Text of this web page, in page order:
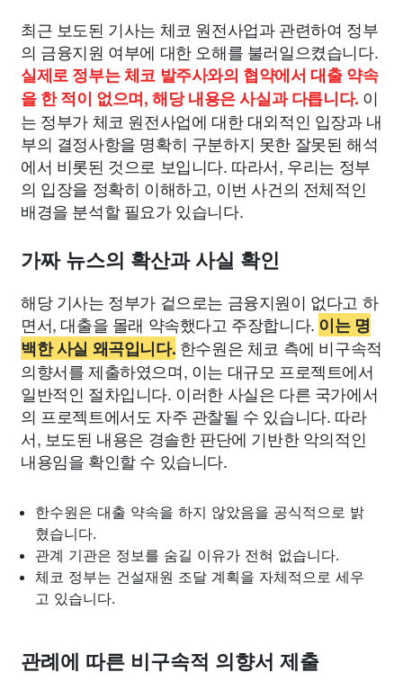
최근 보도된 기사는 체코 원전사업과 관련하여 정부
의 금융지원 여부에 대한 오해를 불러일으켰습니다.
실제로 정부는 체코 발주사와의 협약에서 대출 약속
을 한 적이 없으며, 해당 내용은 사실과 다릅니다. 이
는 정부가 체코 원전사업에 대한 대외적인 입장과 내
부의 결정사항을 명확히 구분하지 못한 잘못된 해석
에서 비롯된 것으로 보입니다. 따라서, 우리는 정부
의 입장을 정확히 이해하고, 이번 사건의 전체적인
배경을 분석할 필요가 있습니다.
가짜 뉴스의 확산과 사실 확인
해당 기사는 정부가 겉으로는 금융지원이 없다고 하
면서, 대출을 몰래 약속했다고 주장합니다. 이는 명
백한 사실 왜곡입니다. 한수원은 체코 측에 비구속적
의향서를 제출하였으며, 이는 대규모 프로젝트에서
일반적인 절차입니다. 이러한 사실은 다른 국가에서
의 프로젝트에서도 자주 관찰될 수 있습니다. 따라
서, 보도된 내용은 경솔한 판단에 기반한 악의적인
내용임을 확인할 수 있습니다.
한수원은 대출 약속을 하지 않았음을 공식적으로 밝
혔습니다.
관계 기관은 정보를 숨길 이유가 전혀 없습니다.
체코 정부는 건설재원 조달 계획을 자체적으로 세우
고 있습니다.
관례에 따른 비구속적 의향서 제출